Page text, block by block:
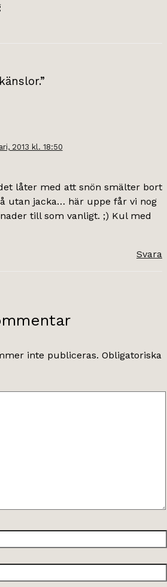
2013 kl. 18:50
låter med att snön smälter bort
utan jacka… här uppe får vi nog
till som vanligt. ;) Kul med
Svara
inte publiceras. Obligatoriska